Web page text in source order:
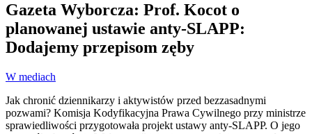
Gazeta Wyborcza: Prof. Kocot o
planowanej ustawie anty-SLAPP:
Dodajemy przepisom zęby
W mediach
Jak chronić dziennikarzy i aktywistów przed bezzasadnymi
pozwami? Komisja Kodyfikacyjna Prawa Cywilnego przy ministrze
sprawiedliwości przygotowała projekt ustawy anty-SLAPP. O jego